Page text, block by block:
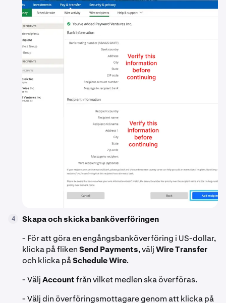
4
Skapa och skicka banköverföringen
- För att göra en engångsbanköverföring i US-dollar,
klicka på flikenSend Payments, väljWire Transfer
och klicka påSchedule Wire.
- VäljAccountfrån vilket medlen ska överföras.
- Välj din överföringsmottagare genom att klicka på